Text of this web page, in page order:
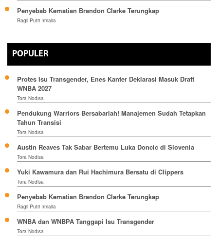
Penyebab Kematian Brandon Clarke Terungkap
Ragil Putri Irmalia
POPULER
Protes Isu Transgender, Enes Kanter Deklarasi Masuk Draft
WNBA 2027
Tora Nodisa
Pendukung Warriors Bersabarlah! Manajemen Sudah Tetapkan
Tahun Transisi
Tora Nodisa
Austin Reaves Tak Sabar Bertemu Luka Doncic di Slovenia
Tora Nodisa
Yuki Kawamura dan Rui Hachimura Bersatu di Clippers
Tora Nodisa
Penyebab Kematian Brandon Clarke Terungkap
Ragil Putri Irmalia
WNBA dan WNBPA Tanggapi Isu Transgender
Tora Nodisa